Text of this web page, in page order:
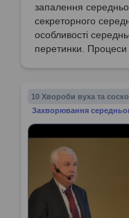
запалення
секреторного
особливості
перетинки. Процеси
у дорослих.
10 Хвороби вуха та
Захворювання